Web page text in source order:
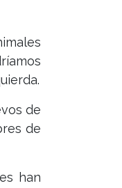
de
de
han